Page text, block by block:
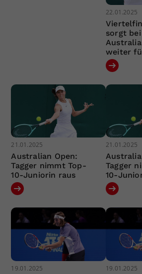
22.01.2025
sorgt bei
weiter
21.01.2025
Australian Open:
Tagger nimmt Top-
10-Juniorin raus
21.01.2025
Tagger
10-
19.01.2025 19.01.2025